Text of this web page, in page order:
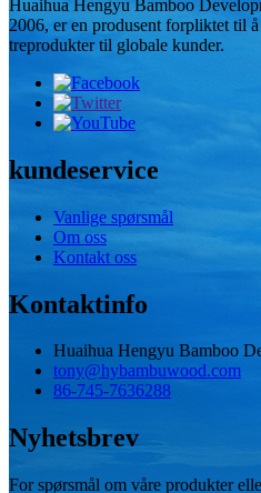
Huaihua Hengyu Bamboo
2006, er en produsent forpliktet til
treprodukter til globale kunder.
kundeservice
Vanlige spørsmål
Om oss
Kontakt oss
Kontaktinfo
Huaihua Hengyu Bamboo
tony@hybambuwood.com
86-745-7636288
Nyhetsbrev
For spørsmål om våre produkter